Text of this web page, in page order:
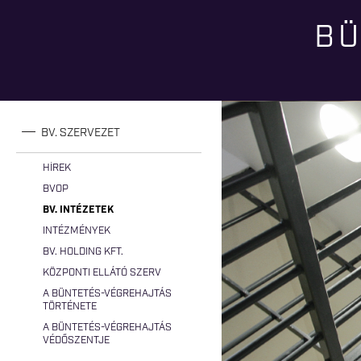
BV. SZERVEZET
HÍREK
BVOP
BV. INTÉZETEK
INTÉZMÉNYEK
BV. HOLDING KFT.
KÖZPONTI ELLÁTÓ SZERV
A BÜNTETÉS-VÉGREHAJTÁS
TÖRTÉNETE
A BÜNTETÉS-VÉGREHAJTÁS
VÉDŐSZENTJE